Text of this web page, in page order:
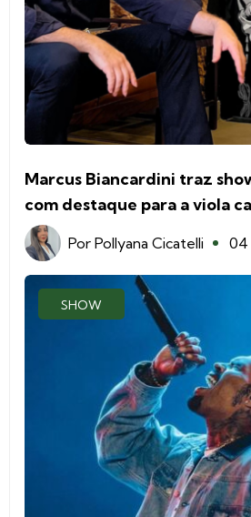
Marcus Biancardini traz
com destaque para a viola
Por Pollyana Cicatelli 04
SHOW